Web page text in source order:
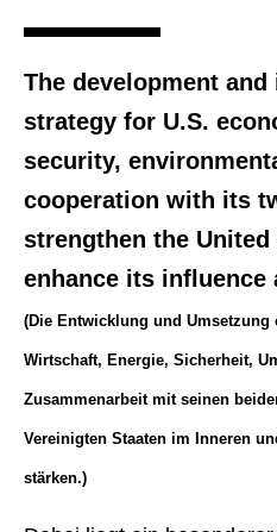
The development
strategy for U.S.
security,
cooperation with its
strengthen the United
enhance its influence
(Die Entwicklung und Umsetzung
Wirtschaft, Energie, Sicherheit,
Zusammenarbeit mit seinen
Vereinigten Staaten im Inneren
stärken.)